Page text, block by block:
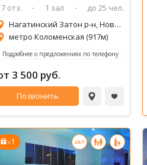
в подарок! Пн-Чт с 8-00 до 15-00 скидка
отз. 1 зал
до 25 чел.
Нагатинский Затон р-н, Новинки ул., 31
метро Коломенская (917м)
Подробнее о предложениях по телефону
3 500 руб.
Позвонить
x 1